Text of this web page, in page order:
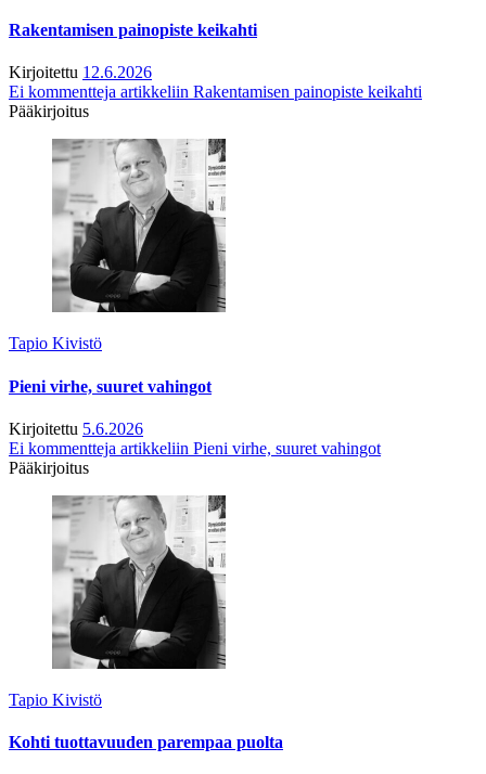
Rakentamisen painopiste keikahti
Kirjoitettu 12.6.2026
Ei kommentteja artikkeliin Rakentamisen painopiste keikahti
Pääkirjoitus
Tapio Kivistö
Pieni virhe, suuret vahingot
Kirjoitettu 5.6.2026
Ei kommentteja artikkeliin Pieni virhe, suuret vahingot
Pääkirjoitus
Tapio Kivistö
Kohti tuottavuuden parempaa puolta